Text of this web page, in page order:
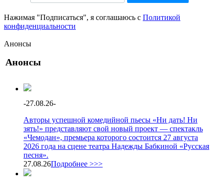
Нажимая "Подписаться", я соглашаюсь с Политикой
конфиденциальности
Анонсы
Анонсы
-27.08.26-
Авторы успешной комедийной пьесы «Ни дать! Ни
зять!» представляют свой новый проект — спектакль
«Чемодан», премьера которого состоится 27 августа
2026 года на сцене театра Надежды Бабкиной «Русская
песня».
27.08.26Подробнее >>>